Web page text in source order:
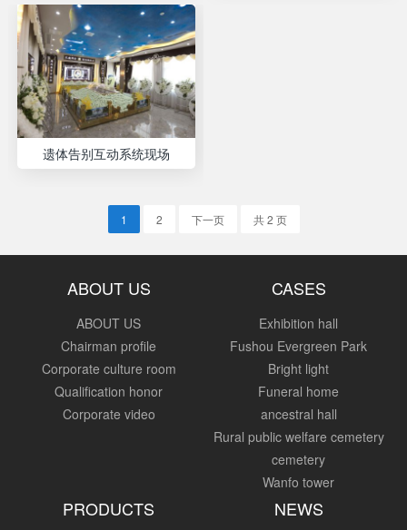
遗体告别互动系统现场
1 2 下一页 共 2 页
ABOUT US
ABOUT US
Chairman profile
Corporate culture room
Qualification honor
Corporate video
CASES
Exhibition hall
Fushou Evergreen Park
Bright light
Funeral home
ancestral hall
Rural public welfare cemetery
cemetery
Wanfo tower
PRODUCTS NEWS